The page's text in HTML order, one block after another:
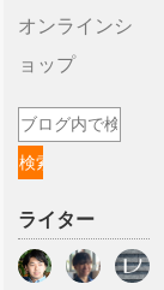
オンラインシ
ョップ
ライター